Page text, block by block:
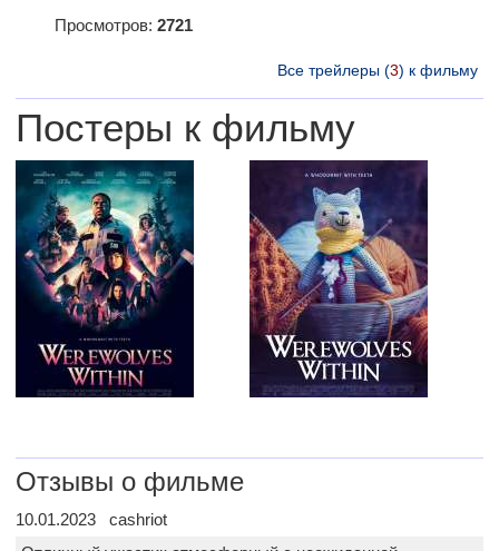
Просмотров: 2721
Все трейлеры (3) к фильму
Постеры к фильму
Отзывы о фильме
10.01.2023 cashriot